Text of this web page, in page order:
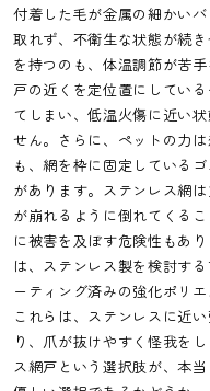
付着した毛が金属の細かい
取れず、不衛生な状態が続
を持つのも、体温調節が苦
戸の近くを定位置にしてい
てしまい、低温火傷に近い
せん。さらに、ペットの力
も、網を枠に固定している
があります。ステンレス網
が崩れるように倒れてくる
に被害を及ぼす危険性もあ
は、ステンレス製を検討す
ーティング済みの強化ポリ
これらは、ステンレスに近
り、爪が抜けやすく怪我を
ス網戸という選択肢が、本